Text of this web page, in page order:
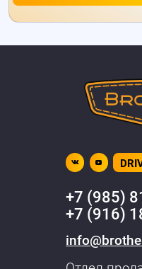
+7 (985)
+7 (916)